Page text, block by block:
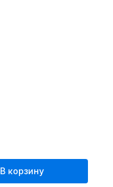
В корзину